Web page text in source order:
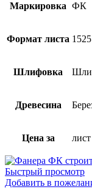
Маркировка ФК
Формат листа
Шлифовка
Древесина
Цена за лист
Быстрый просмотр
Добавить в